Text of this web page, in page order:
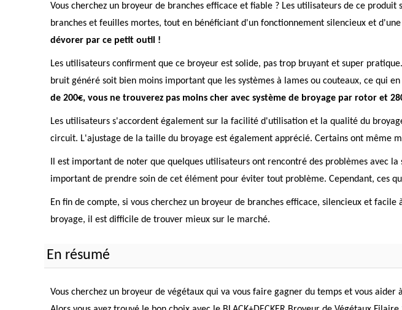
Vous cherchez un broyeur de branches efficace et fiable ? Les utilisateurs de ce
branches et feuilles mortes, tout en bénéficiant d'un fonctionnement silencieux et
dévorer par ce petit outil !
Les utilisateurs confirment que ce broyeur est solide, pas trop bruyant et super
bruit généré soit bien moins important que les systèmes à lames ou couteaux, ce qui
de 200€, vous ne trouverez pas moins cher avec système de broyage par rotor et
Les utilisateurs s'accordent également sur la facilité d'utilisation et la qualité du
circuit. L'ajustage de la taille du broyage est également apprécié. Certains ont
Il est important de noter que quelques utilisateurs ont rencontré des problèmes avec
important de prendre soin de cet élément pour éviter tout problème. Cependant, ces
En fin de compte, si vous cherchez un broyeur de branches efficace, silencieux et
broyage, il est difficile de trouver mieux sur le marché.
En résumé
Vous cherchez un broyeur de végétaux qui va vous faire gagner du temps et vous